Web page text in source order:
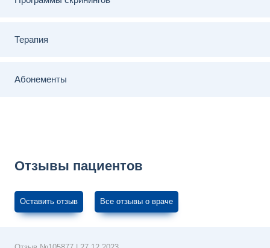
Терапия
Абонементы
Отзывы пациентов
Оставить отзыв Все отзывы о враче